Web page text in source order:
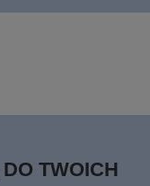
TWOICH